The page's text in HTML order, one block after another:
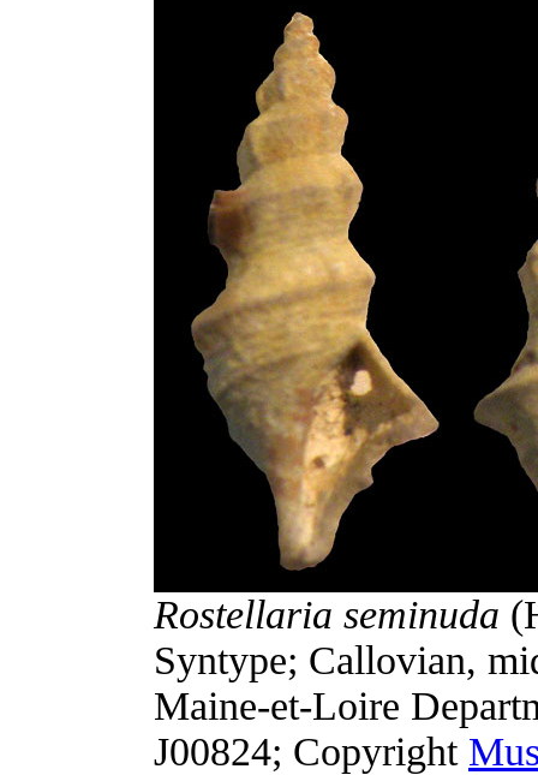
Rostellaria seminuda
Syntype; Callovian,
Maine-et-Loire
J00824; Copyright